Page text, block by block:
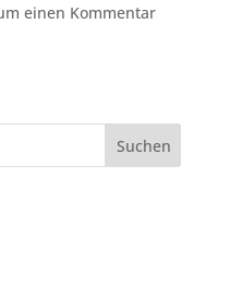
einen Kommentar